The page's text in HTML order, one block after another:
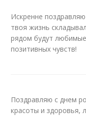
Искренне
твоя жизнь
рядом будут
позитивных чувств!
Поздравляю с днем
красоты и здоровья,